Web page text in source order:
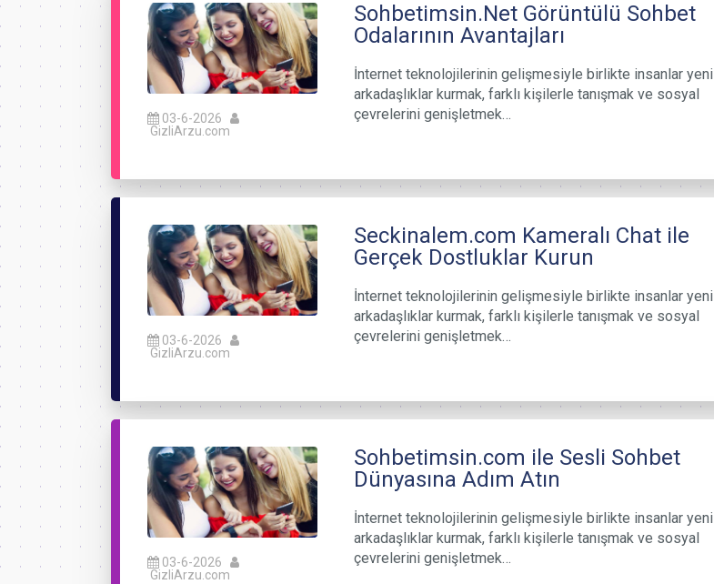
03-6-2026
GizliArzu.com
Sohbetimsin.Net Görüntülü Sohbet
Odalarının Avantajları
İnternet teknolojilerinin gelişmesiyle birlikte insanlar yeni
arkadaşlıklar kurmak, farklı kişilerle tanışmak ve sosyal
çevrelerini genişletmek…
03-6-2026
GizliArzu.com
Seckinalem.com Kameralı Chat ile
Gerçek Dostluklar Kurun
İnternet teknolojilerinin gelişmesiyle birlikte insanlar yeni
arkadaşlıklar kurmak, farklı kişilerle tanışmak ve sosyal
çevrelerini genişletmek…
03-6-2026
GizliArzu.com
Sohbetimsin.com ile Sesli Sohbet
Dünyasına Adım Atın
İnternet teknolojilerinin gelişmesiyle birlikte insanlar yeni
arkadaşlıklar kurmak, farklı kişilerle tanışmak ve sosyal
çevrelerini genişletmek…